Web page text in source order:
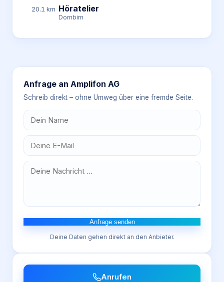
20.1 km Höratelier
Dornbirn
Anfrage an Amplifon AG
Schreib direkt – ohne Umweg über eine fremde Seite.
Anfrage senden
Deine Daten gehen direkt an den Anbieter.
Anrufen